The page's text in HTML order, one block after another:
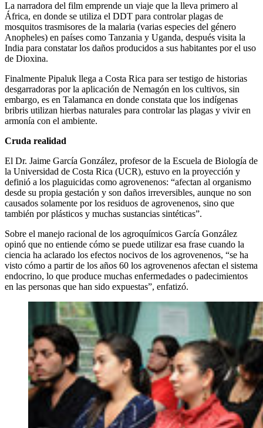
La narradora del film emprende un viaje que la lleva primero al
África, en donde se utiliza el DDT para controlar plagas de
mosquitos trasmisores de la malaria (varias especies del género
Anopheles) en países como Tanzania y Uganda, después visita la
India para constatar los daños producidos a sus habitantes por el uso
de Dioxina.
Finalmente Pipaluk llega a Costa Rica para ser testigo de historias
desgarradoras por la aplicación de Nemagón en los cultivos, sin
embargo, es en Talamanca en donde constata que los indígenas
bribris utilizan hierbas naturales para controlar las plagas y vivir en
armonía con el ambiente.
Cruda realidad
El Dr. Jaime García González, profesor de la Escuela de Biología de
la Universidad de Costa Rica (UCR), estuvo en la proyección y
definió a los plaguicidas como agrovenenos: “afectan al organismo
desde su propia gestación y son daños irreversibles, aunque no son
causados solamente por los residuos de agrovenenos, sino que
también por plásticos y muchas sustancias sintéticas”.
Sobre el manejo racional de los agroquímicos García González
opinó que no entiende cómo se puede utilizar esa frase cuando la
ciencia ha aclarado los efectos nocivos de los agrovenenos, “se ha
visto cómo a partir de los años 60 los agrovenenos afectan el sistema
endocrino, lo que produce muchas enfermedades o padecimientos
en las personas que han sido expuestas”, enfatizó.